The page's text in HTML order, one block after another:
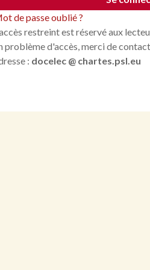
de passe oublié ?
restreint est réservé aux
problème d'accès, merci de
: docelec @ chartes.psl.eu